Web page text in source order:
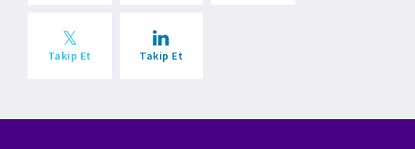
Takip Et Takip Et